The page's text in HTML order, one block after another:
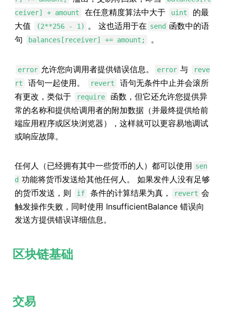
ceiver] + amount
在任意精度算法中大于 uint
的最
大值
(2**256 - 1) 。 这也适用于在 send 函数中的语
句
balances[receiver] += amount; 。
error 允许您向调用者提供错误信息。 error 与
reve
rt
语句一起使用。 revert
语句无条件中止并会滚所
有更改，类似于
require
函数，但它还允许您提供异
常的名称和提供给调用者的附加数据（并最终提供给前
端应用程序或区块浏览器），这样就可以更容易地调试
或响应故障。
任何人（已经拥有其中一些货币的人）都可以使用 sen
d 功能将货币发送给其他任何人。 如果发件人没有足够
的货币发送，则
if 条件的计算结果为真， revert 会
触发操作失败，同时使用 InsufficientBalance 错误向
发送方提供错误详细信息。
区块链基础
交易